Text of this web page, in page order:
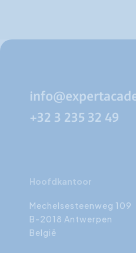
+32 3 235 32 49
Hoofdkantoor
Mechelsesteenweg 109
B-2018 Antwerpen
België